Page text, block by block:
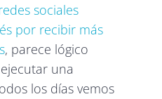
sociales
por recibir más
, parece lógico
una
los días vemos